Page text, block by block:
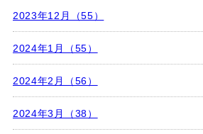
2023年12月（55）
2024年1月（55）
2024年2月（56）
2024年3月（38）